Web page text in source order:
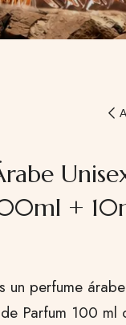
+
un perfume
Parfum 100 ml